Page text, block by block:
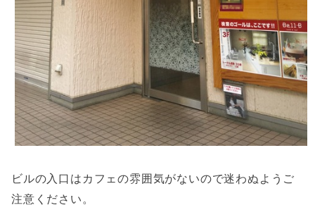
ビルの入口はカフェの雰囲気がないので迷わぬようご
注意ください。